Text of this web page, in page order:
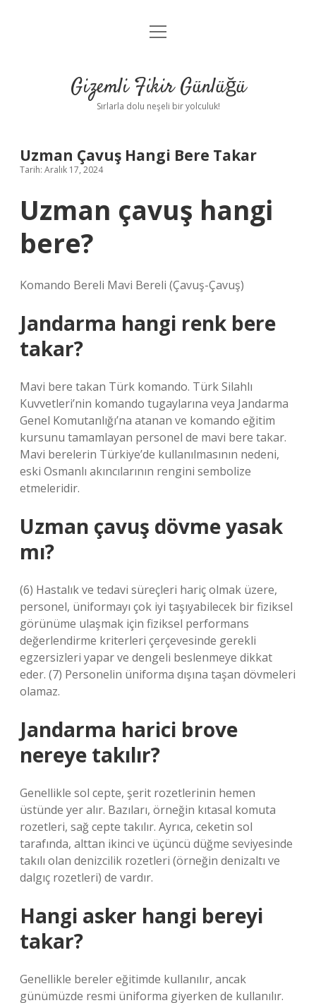
Anasayfa
Yasal Uyarı
menüyü
Gizemli Fikir Günlüğü
Sırlarla dolu neşeli bir yolculuk!
Uzman Çavuş Hangi Bere Takar
Tarih: Aralık 17, 2024
Uzman çavuş hangi
bere?
Komando Bereli Mavi Bereli (Çavuş-Çavuş)
Jandarma hangi renk bere
takar?
Mavi bere takan Türk komando. Türk Silahlı
Kuvvetleri’nin komando tugaylarına veya Jandarma
Genel Komutanlığı’na atanan ve komando eğitim
kursunu tamamlayan personel de mavi bere takar.
Mavi berelerin Türkiye’de kullanılmasının nedeni,
eski Osmanlı akıncılarının rengini sembolize
etmeleridir.
Uzman çavuş dövme yasak
mı?
(6) Hastalık ve tedavi süreçleri hariç olmak üzere,
personel, üniformayı çok iyi taşıyabilecek bir fiziksel
görünüme ulaşmak için fiziksel performans
değerlendirme kriterleri çerçevesinde gerekli
egzersizleri yapar ve dengeli beslenmeye dikkat
eder. (7) Personelin üniforma dışına taşan dövmeleri
olamaz.
Jandarma harici brove
nereye takılır?
Genellikle sol cepte, şerit rozetlerinin hemen
üstünde yer alır. Bazıları, örneğin kıtasal komuta
rozetleri, sağ cepte takılır. Ayrıca, ceketin sol
tarafında, alttan ikinci ve üçüncü düğme seviyesinde
takılı olan denizcilik rozetleri (örneğin denizaltı ve
dalgıç rozetleri) de vardır.
Hangi asker hangi bereyi
takar?
Genellikle bereler eğitimde kullanılır, ancak
günümüzde resmi üniforma giyerken de kullanılır.